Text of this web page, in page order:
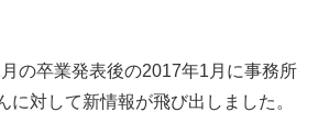
の卒業発表後の2017年1月に事務所
に対して新情報が飛び出しました。